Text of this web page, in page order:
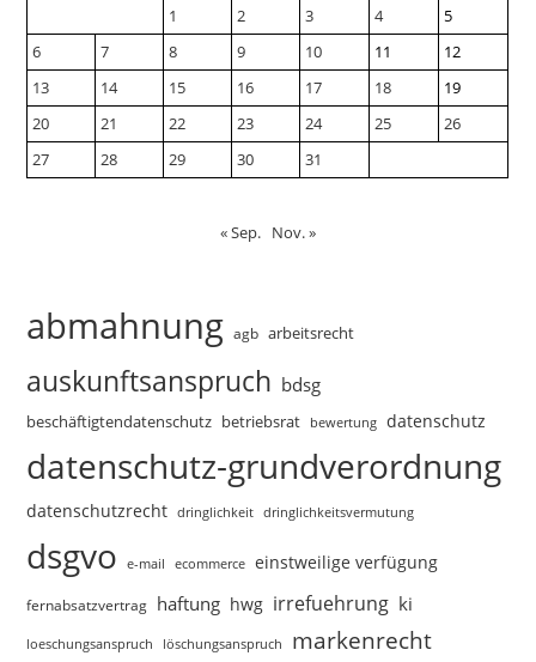
1
2 3 4
5
6
7 8 9 10 11
12
13
14 15 16 17 18
19
20
21 22 23 24 25
26
27
28 29 30 31
« Sep. Nov. »
abmahnung agb arbeitsrecht
auskunftsanspruch bdsg
beschäftigtendatenschutz betriebsrat bewertung datenschutz
datenschutz-grundverordnung
datenschutzrecht dringlichkeit dringlichkeitsvermutung
dsgvo e-mail ecommerce einstweilige verfügung
fernabsatzvertrag haftung hwg irrefuehrung ki
loeschungsanspruch löschungsanspruch markenrecht